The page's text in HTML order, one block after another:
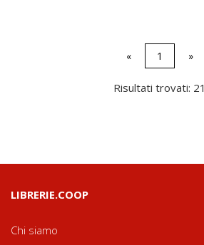
« 1 »
Risultati trovati: 21
LIBRERIE.COOP
Chi siamo